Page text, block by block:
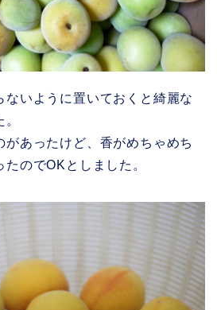
ないように置いておくと綺麗な
があったけど、香がめちゃめち
のでOKとしました。